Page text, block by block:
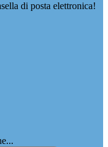
di posta elettronica!